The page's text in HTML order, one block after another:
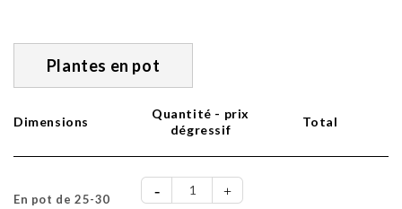
Plantes en pot
Dimensions
Quantité - prix
dégressif
Total
En pot de 25-30